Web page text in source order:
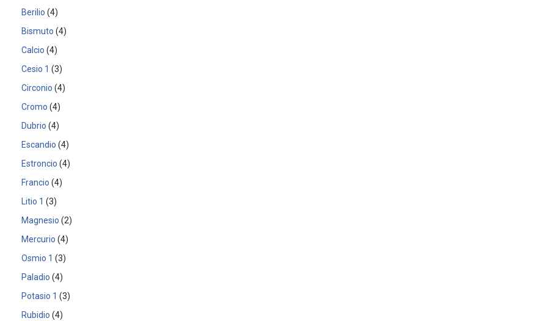
Berilio 4
Bismuto 4
Calcio 4
Cesio 1
3
Circonio 4
Cromo 4
Dubrio 4
Escandio 4
Estroncio 4
Francio 4
Litio 1
3
Magnesio 2
Mercurio 4
Osmio 1
3
Paladio 4
Potasio 1
3
Rubidio 4